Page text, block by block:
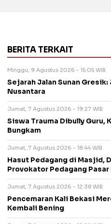
BERITA TERKAIT
Minggu, 9 Agustus 2026 - 15:05 WIB
Sejarah Jalan Sunan
Nusantara
Jumat, 7 Agustus 2026 - 19:27 WIB
Siswa Trauma Dibully Guru,
Bungkam
Jumat, 7 Agustus 2026 - 18:44 WIB
Hasut Pedagang di Masjid,
Provokator Pedagang Pasar
Jumat, 7 Agustus 2026 - 12:38 WIB
Pencemaran Kali Bekasi
Kembali Bening